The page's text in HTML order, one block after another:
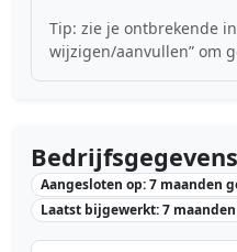
Tip: zie je ontbrekende
wijzigen/aanvullen” om
Bedrijfsgegevens
Aangesloten op: 7 maanden
Laatst bijgewerkt: 7